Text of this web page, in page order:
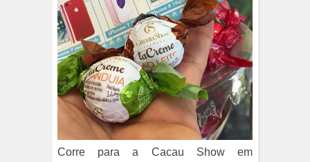
Corre para a Cacau Show em